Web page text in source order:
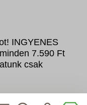
INGYENES
7.590 Ft
csak